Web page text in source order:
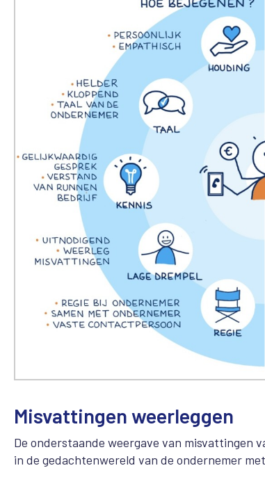
Misvattingen weerleggen
De onderstaande weergave van misvattingen
in de gedachtenwereld van de ondernemer